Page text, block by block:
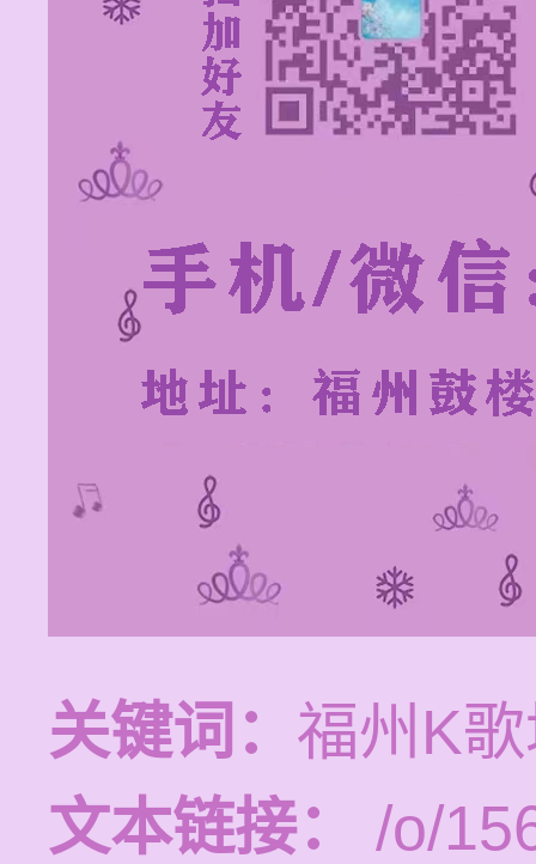
关键词： 福州K
文本链接：
/o/